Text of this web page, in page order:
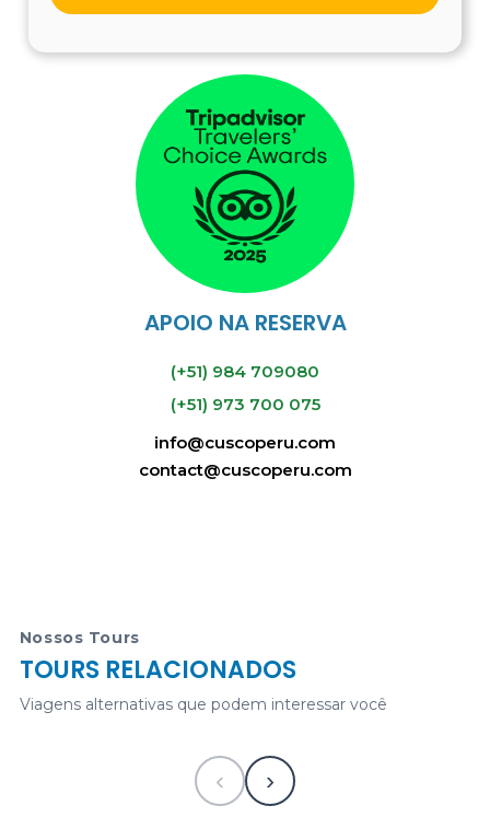
APOIO NA RESERVA
(+51) 984 709080
(+51) 973 700 075
info@cuscoperu.com
contact@cuscoperu.com
Nossos Tours
TOURS RELACIONADOS
Viagens alternativas que podem interessar você
‹ ›
Machu Picchu
1 Dia desde